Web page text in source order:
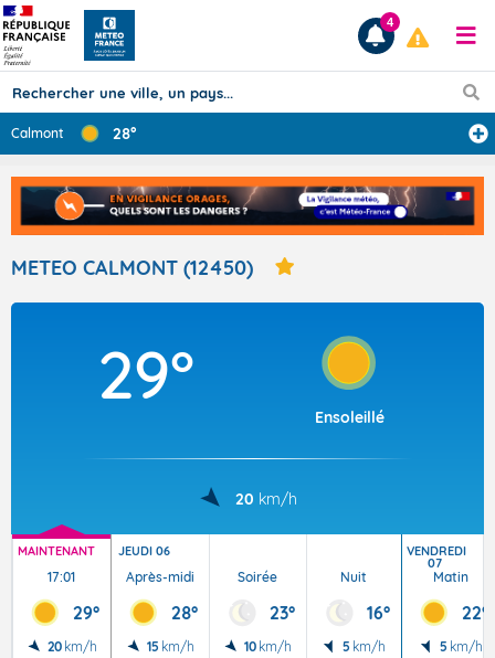
Prévisions
TOUS LES RÉSULTATS
Articles
4
Calmont 28°
METEO CALMONT (12450)
29°
Ensoleillé
20 km/h
MAINTENANT
17:01
29°
20 km/h
JEUDI 06
Après-midi
28°
15 km/h
Soirée
23°
10 km/h
Nuit
16°
5 km/h
VENDREDI
07
Matin
22°
5 km/h